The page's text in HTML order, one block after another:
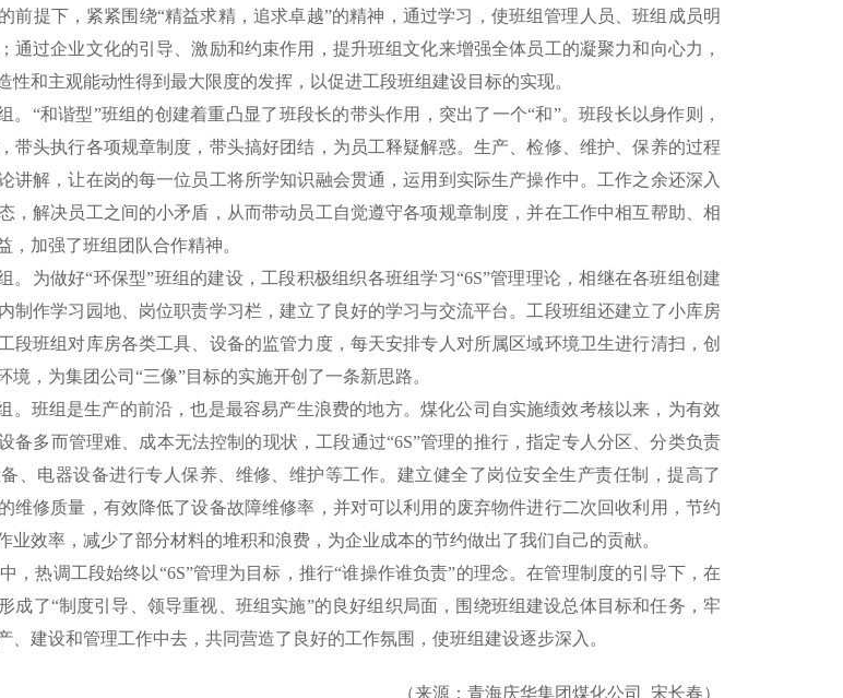
前提下，紧紧围绕“精益求精，追求卓越”的精神，通过学习，使班组管理人员、班组成员明
通过企业文化的引导、激励和约束作用，提升班组文化来增强全体员工的凝聚力和向心力，
性和主观能动性得到最大限度的发挥，以促进工段班组建设目标的实现。
“和谐型”班组的创建着重凸显了班段长的带头作用，突出了一个“和”。班段长以身作则，
带头执行各项规章制度，带头搞好团结，为员工释疑解惑。生产、检修、维护、保养的过程
讲解，让在岗的每一位员工将所学知识融会贯通，运用到实际生产操作中。工作之余还深入
，解决员工之间的小矛盾，从而带动员工自觉遵守各项规章制度，并在工作中相互帮助、相
，加强了班组团队合作精神。
为做好“环保型”班组的建设，工段积极组织各班组学习“6S”管理理论，相继在各班组创建
制作学习园地、岗位职责学习栏，建立了良好的学习与交流平台。工段班组还建立了小库房
段班组对库房各类工具、设备的监管力度，每天安排专人对所属区域环境卫生进行清扫，创
境，为集团公司“三像”目标的实施开创了一条新思路。
班组是生产的前沿，也是最容易产生浪费的地方。煤化公司自实施绩效考核以来，为有效
备多而管理难、成本无法控制的现状，工段通过“6S”管理的推行，指定专人分区、分类负责
、电器设备进行专人保养、维修、维护等工作。建立健全了岗位安全生产责任制，提高了
维修质量，有效降低了设备故障维修率，并对可以利用的废弃物件进行二次回收利用，节约
业效率，减少了部分材料的堆积和浪费，为企业成本的节约做出了我们自己的贡献。
热调工段始终以“6S”管理为目标，推行“谁操作谁负责”的理念。在管理制度的引导下，在
成了“制度引导、领导重视、班组实施”的良好组织局面，围绕班组建设总体目标和任务，牢
、建设和管理工作中去，共同营造了良好的工作氛围，使班组建设逐步深入。
（来源：青海庆华集团煤化公司 宋长春）